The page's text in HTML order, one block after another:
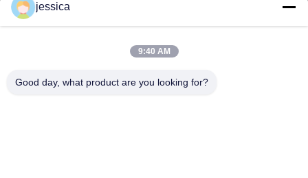
Szybkie Linki
Wycieczka Po Fabryce
Kontrola Jakości
Skontaktuj Się Z Nami
jessica
9:40 AM
Good day, what product are you looking for?